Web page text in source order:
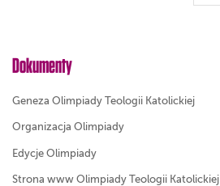
Dokumenty
Geneza Olimpiady Teologii Katolickiej
Organizacja Olimpiady
Edycje Olimpiady
Strona www Olimpiady Teologii Katolickiej